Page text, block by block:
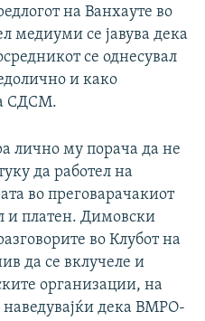
на Ванхауте во
медиуми се јавува дека
се однесувал
и како
СДСМ.
лично му порача да не
да работел на
во преговарачакиот
и платен. Димовски
во Клубот на
да се вклучеле и
организации, на
дека ВМРО-